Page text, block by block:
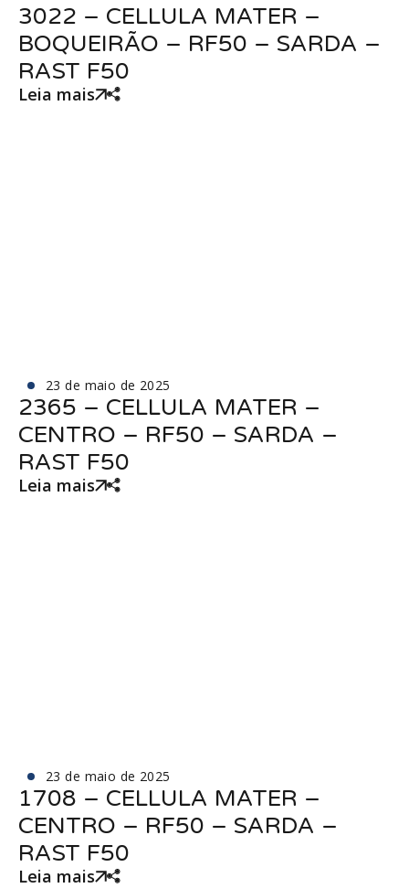
3022 – CELLULA MATER –
BOQUEIRÃO – RF50 – SARDA –
RAST F50
Leia mais
23 de maio de 2025
2365 – CELLULA MATER –
CENTRO – RF50 – SARDA –
RAST F50
Leia mais
23 de maio de 2025
1708 – CELLULA MATER –
CENTRO – RF50 – SARDA –
RAST F50
Leia mais